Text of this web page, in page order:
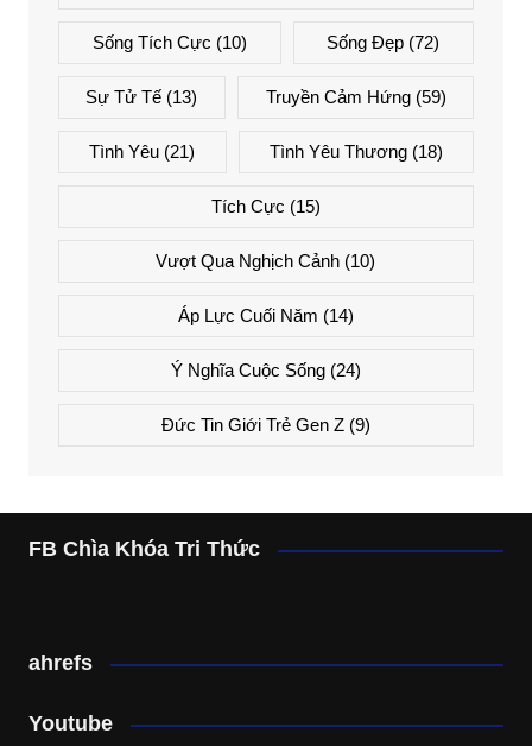
Sống Tích Cực (10) Sống Đẹp (72)
Sự Tử Tế (13) Truyền Cảm Hứng(59)
Tình Yêu (21) Tình Yêu Thương(18)
Tích Cực (15)
Vượt Qua Nghịch Cảnh (10)
Áp Lực Cuối Năm (14)
Ý Nghĩa Cuộc Sống(24)
Đức Tin Giới Trẻ Gen Z(9)
FB Chìa Khóa Tri Thức
ahrefs
Youtube